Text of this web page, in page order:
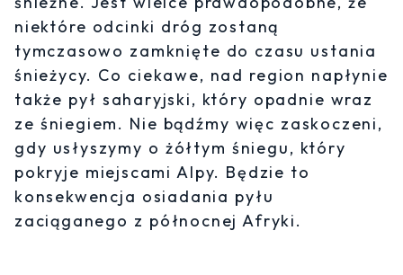
niektóre odcinki dróg zostaną
tymczasowo zamknięte do czasu ustania
śnieżycy. Co ciekawe, nad region napłynie
także pył saharyjski, który opadnie wraz
ze śniegiem. Nie bądźmy więc zaskoczeni,
gdy usłyszymy o żółtym śniegu, który
pokryje miejscami Alpy. Będzie to
konsekwencja osiadania pyłu
zaciąganego z północnej Afryki.